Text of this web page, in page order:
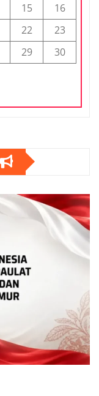
15
16
22
23
29
30